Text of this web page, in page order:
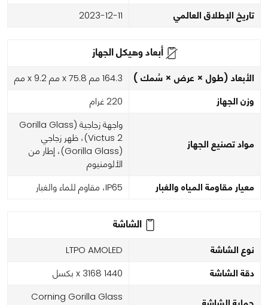
تاريخ الإطلاق العالمي 2023-12-11
أبعاد وهيكل الجهاز
الأبعاد (طول × عرض × سُمك ) 164.3 مم x 75.8 مم x 9.2 مم
وزن الجهاز 220 غرام
مواد تصنيع الجهاز
واجهة زجاجية (Gorilla Glass
Victus 2)، ظهر زجاجي
(Gorilla Glass)، إطار من
الألومنيوم
معيار مقاومة المياه والغبار IP65، مقاوم للماء والغبار
الشاشة
نوع الشاشة LTPO AMOLED
دقة الشاشة 1440 x 3168 بكسل
Corning Gorilla Glass